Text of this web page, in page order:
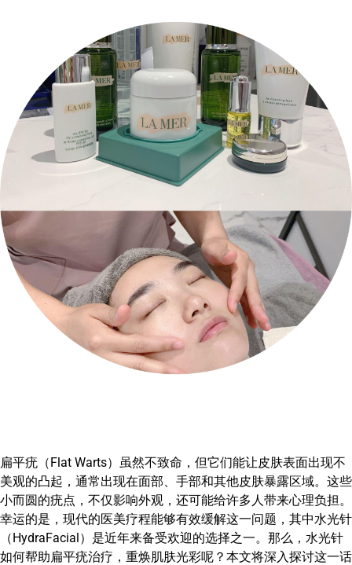
扁平疣（Flat Warts）虽然不致命，但它们能让皮肤表面出现不
美观的凸起，通常出现在面部、手部和其他皮肤暴露区域。这些
小而圆的疣点，不仅影响外观，还可能给许多人带来心理负担。
幸运的是，现代的医美疗程能够有效缓解这一问题，其中水光针
（HydraFacial）是近年来备受欢迎的选择之一。那么，水光针
如何帮助扁平疣治疗，重焕肌肤光彩呢？本文将深入探讨这一话